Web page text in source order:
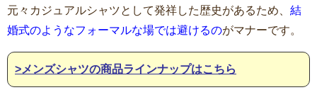
元々カジュアルシャツとして発祥した歴史があるため、 結
婚式のようなフォーマルな場では避けるのがマナーです。
>メンズシャツの商品ラインナップはこちら